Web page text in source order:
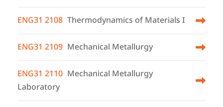
ENG31 2108 Thermodynamics of Materials I
ENG31 2109 Mechanical Metallurgy
ENG31 2110 Mechanical Metallurgy
Laboratory